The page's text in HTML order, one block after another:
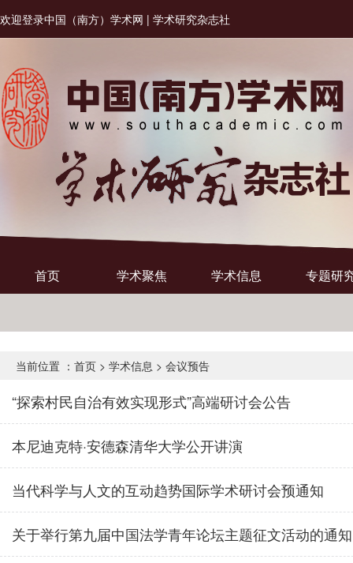
欢迎登录中国（南方）学术网 | 学术研究杂志社
首页 学术聚焦 学术信息 专题研
当前位置 ： 首页 > 学术信息 > 会议预告
“探索村民自治有效实现形式”高端研讨会公告
本尼迪克特·安德森清华大学公开讲演
当代科学与人文的互动趋势国际学术研讨会预通知
关于举行第九届中国法学青年论坛主题征文活动的通知